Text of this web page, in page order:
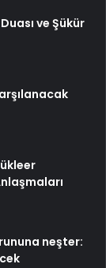
ve Şükür
neşter: